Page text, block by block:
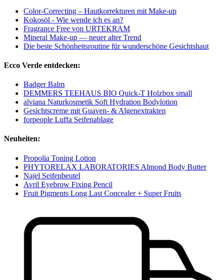
Color-Correcting – Hautkorrekturen mit Make-up
Kokosöl - Wie wende ich es an?
Fragrance Free von URTEKRAM
Mineral Make-up — neuer alter Trend
Die beste Schönheitsroutine für wunderschöne Gesichtshaut
Ecco Verde entdecken:
Badger Balm
DEMMERS TEEHAUS BIO Quick-T Holzbox small
alviana Naturkosmetik Soft Hydration Bodylotion
Gesichtscreme mit Guaven- & Algenextrakten
forpeople Luffa Seifenablage
Neuheiten:
Propolia Toning Lotion
PHYTORELAX LABORATORIES Almond Body Butter
Najel Seifenbeutel
Avril Eyebrow Fixing Pencil
Fruit Pigments Long Last Concealer + Super Fruits